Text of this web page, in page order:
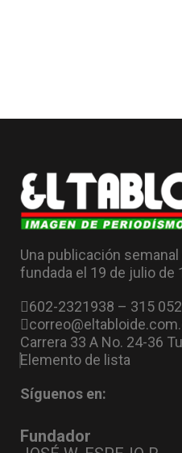
Una publicación
fundada el 19 de julio de
602-2321938 – 315
Carrera 33 A No. 24-36
Elemento de lista
Síguenos en:
Fundador